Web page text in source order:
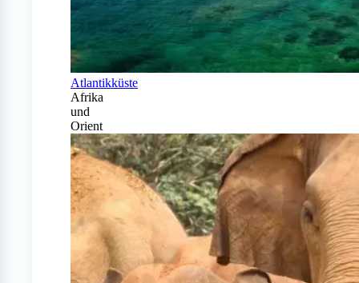
Atlantikküste
Afrika
und
Orient